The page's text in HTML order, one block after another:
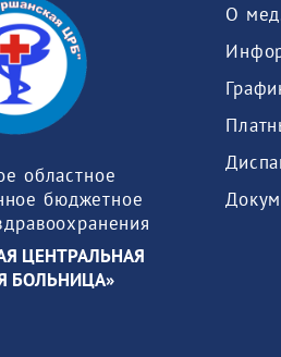
областное
бюджетное
ЦЕНТРАЛЬНАЯ
БОЛЬНИЦА»
О